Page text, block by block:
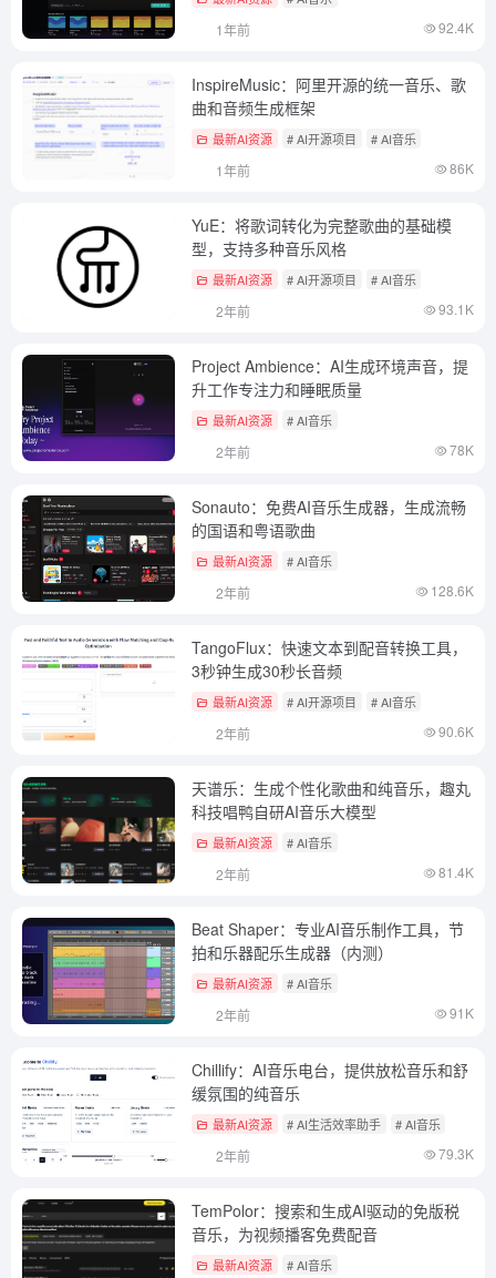
1年前 92.4K
InspireMusic：阿里开源的统一音乐、歌
曲和音频生成框架
最新AI资源 # AI开源项目 # AI音乐
1年前 86K
YuE：将歌词转化为完整歌曲的基础模
型，支持多种音乐风格
最新AI资源 # AI开源项目 # AI音乐
2年前 93.1K
Project Ambience：AI生成环境声音，提
升工作专注力和睡眠质量
最新AI资源 # AI音乐
2年前 78K
Sonauto：免费AI音乐生成器，生成流畅
的国语和粤语歌曲
最新AI资源 # AI音乐
2年前 128.6K
TangoFlux：快速文本到配音转换工具，
3秒钟生成30秒长音频
最新AI资源 # AI开源项目 # AI音乐
2年前 90.6K
天谱乐：生成个性化歌曲和纯音乐，趣丸
科技唱鸭自研AI音乐大模型
最新AI资源 # AI音乐
2年前 81.4K
Beat Shaper：专业AI音乐制作工具，节
拍和乐器配乐生成器（内测）
最新AI资源 # AI音乐
2年前 91K
Chillify：AI音乐电台，提供放松音乐和舒
缓氛围的纯音乐
最新AI资源 # AI生活效率助手 # AI音乐
2年前 79.3K
TemPolor：搜索和生成AI驱动的免版税
音乐，为视频播客免费配音
最新AI资源 # AI音乐